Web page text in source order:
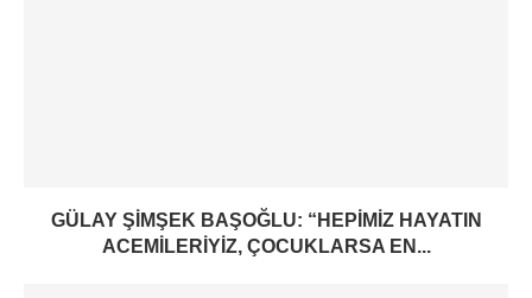
GÜLAY ŞIMŞEK BAŞOĞLU: “HEPIMIZ HAYATIN
ACEMILERIYIZ, ÇOCUKLARSA EN...